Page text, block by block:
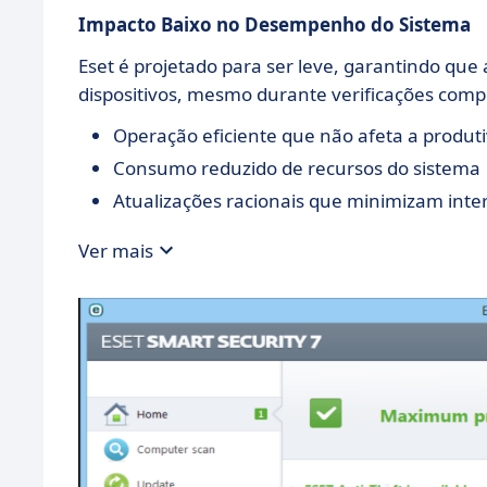
Impacto Baixo no Desempenho do Sistema
Eset é projetado para ser leve, garantindo
dispositivos, mesmo durante verificações
Operação eficiente que não afeta a
Consumo reduzido de recursos do sistema
Atualizações racionais que minimizam
Ver mais